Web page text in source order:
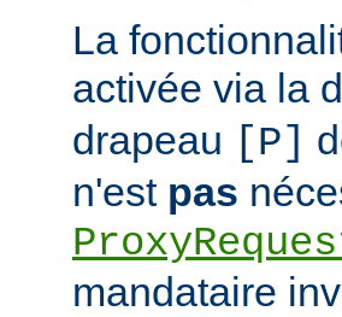
La
activée via la
drapeau
[P]
n'est pas
mandataire